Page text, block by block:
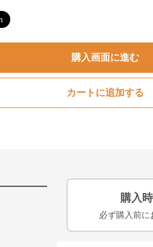
購入画面に進む
カートに追加する
購入
必ず購入前に